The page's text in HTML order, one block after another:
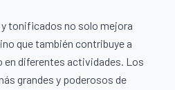
tonificados no solo mejora
que también contribuye a
en diferentes actividades. Los
grandes y poderosos de